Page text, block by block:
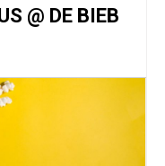
@ DE BIEB